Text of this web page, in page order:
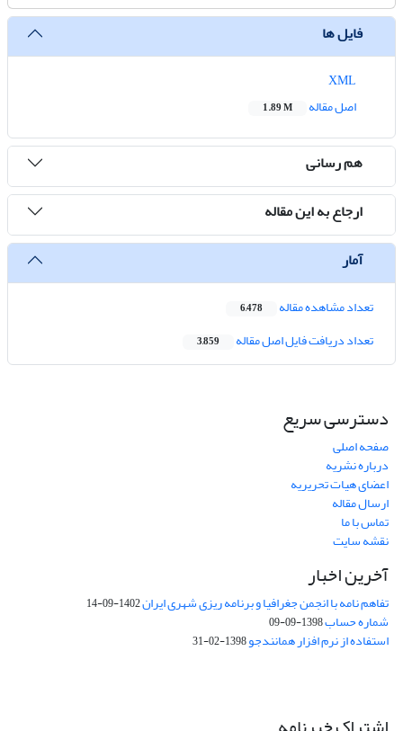
فایل ها
اصل مقاله
1.89 M
هم رسانی
ارجاع به این مقاله
آمار
تعداد مشاهده مقاله 6,478
تعداد دریافت فایل اصل مقاله 3,859
دسترسی سریع
صفحه اصلی
درباره نشریه
اعضای هیات تحریریه
ارسال مقاله
تماس با ما
نقشه سایت
آخرین اخبار
تفاهم نامه با انجمن جغرافیا و برنامه ریزی شهری ایران1402-09-14
شماره حساب1398-09-09
استفاده از نرم افزار همانندجو1398-02-31